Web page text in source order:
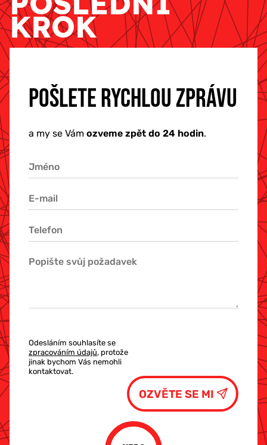
KROK
POŠLETE RYCHLOU ZPRÁVU
a my se Vám ozveme zpět do 24 hodin.
Odesláním souhlasíte se
zpracováním údajů, protože
jinak bychom Vás nemohli
kontaktovat.